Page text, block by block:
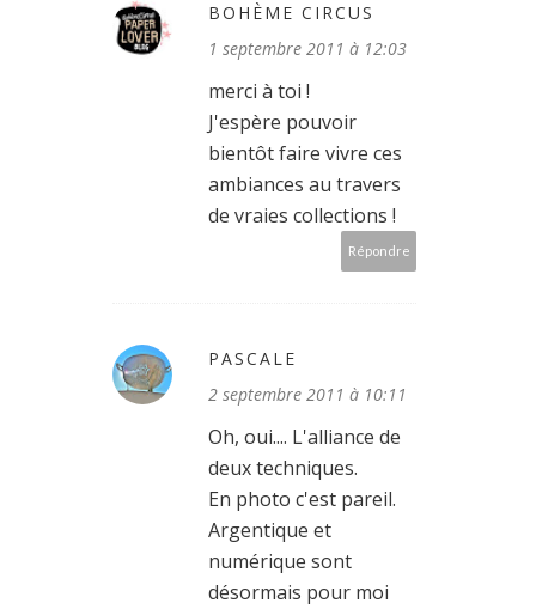
BOHÈME CIRCUS
1 septembre 2011 à 12:03
merci à toi !
J'espère pouvoir
bientôt faire vivre ces
ambiances au travers
de vraies collections !
Répondre
PASCALE
2 septembre 2011 à 10:11
Oh, oui.... L'alliance de
deux techniques.
En photo c'est pareil.
Argentique et
numérique sont
désormais pour moi